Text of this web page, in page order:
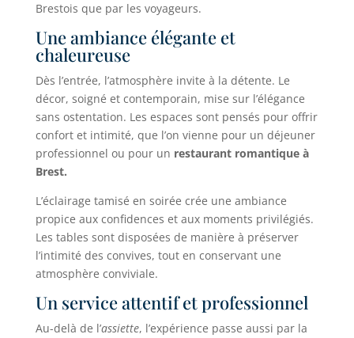
Brestois que par les voyageurs.
Une ambiance élégante et
chaleureuse
Dès l’entrée, l’atmosphère invite à la détente. Le
décor, soigné et contemporain, mise sur l’élégance
sans ostentation. Les espaces sont pensés pour offrir
confort et intimité, que l’on vienne pour un déjeuner
professionnel ou pour un restaurant romantique à
Brest.
L’éclairage tamisé en soirée crée une ambiance
propice aux confidences et aux moments privilégiés.
Les tables sont disposées de manière à préserver
l’intimité des convives, tout en conservant une
atmosphère conviviale.
Un service attentif et professionnel
Au-delà de l’assiette, l’expérience passe aussi par la